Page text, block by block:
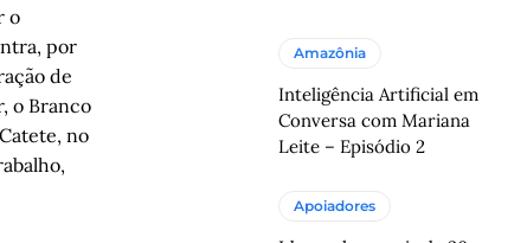
o
por
de
o Branco
no
Amazônia
Inteligência Artificial em
Conversa com Mariana
Leite – Episódio 2
Apoiadores